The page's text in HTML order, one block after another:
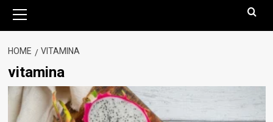
HOME VITAMINA
vitamina